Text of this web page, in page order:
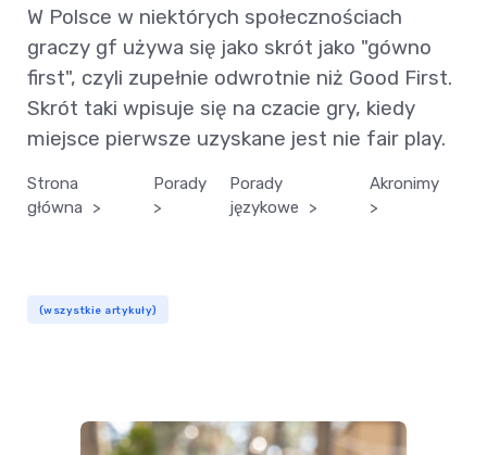
W Polsce w niektórych społecznościach
graczy gf używa się jako skrót jako "gówno
first", czyli zupełnie odwrotnie niż Good First.
Skrót taki wpisuje się na czacie gry, kiedy
miejsce pierwsze uzyskane jest nie fair play.
Strona
główna
>
Porady
>
Porady
językowe
>
Akronimy
>
(wszystkie artykuły)